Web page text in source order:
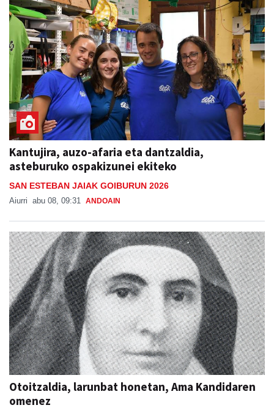
Kantujira, auzo-afaria eta dantzaldia,
asteburuko ospakizunei ekiteko
SAN ESTEBAN JAIAK GOIBURUN 2026
Aiurri abu 08, 09:31 ANDOAIN
Otoitzaldia, larunbat honetan, Ama Kandidaren
omenez